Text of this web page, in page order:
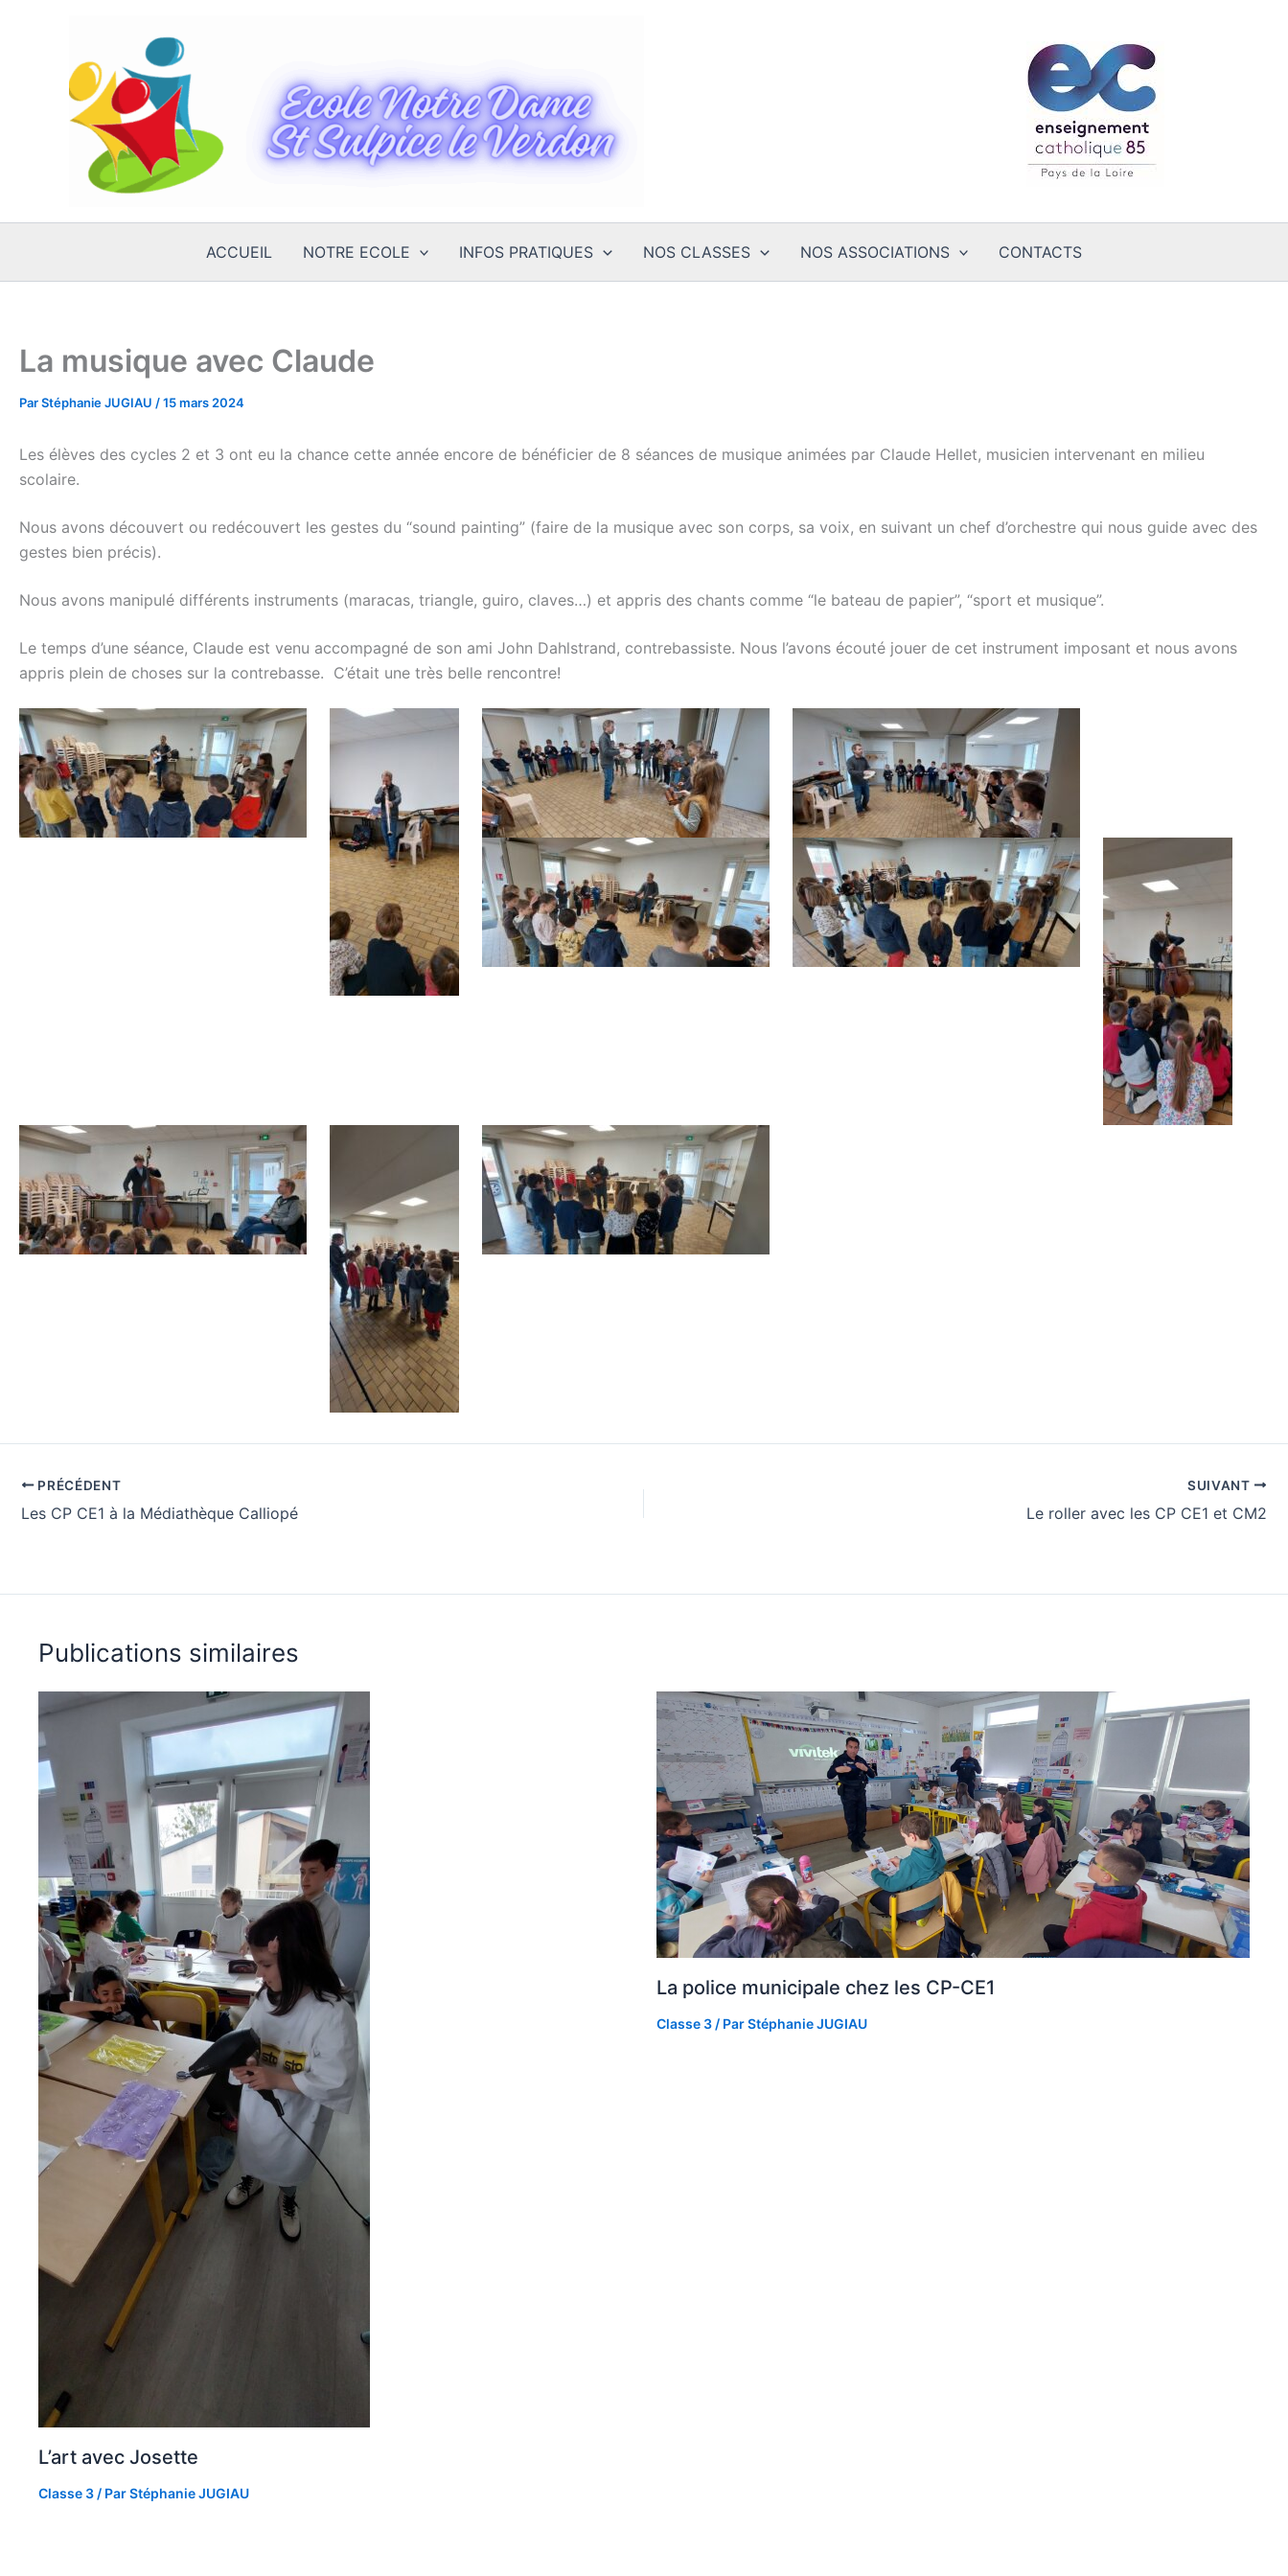
ACCUEIL NOTRE ECOLE INFOS PRATIQUES NOS CLASSES NOS ASSOCIATIONS CONTACTS
La musique avec Claude
ParStéphanie JUGIAU /15 mars 2024
Les élèves des cycles 2 et 3 ont eu la chance cette année encore de bénéficier de 8 séances de musique animées par Claude Hellet, musicien intervenant en milieu
scolaire.
Nous avons découvert ou redécouvert les gestes du “sound painting” (faire de la musique avec son corps, sa voix, en suivant un chef d’orchestre qui nous guide avec des
gestes bien précis).
Nous avons manipulé différents instruments (maracas, triangle, guiro, claves…) et appris des chants comme “le bateau de papier”, “sport et musique”.
Le temps d’une séance, Claude est venu accompagné de son ami John Dahlstrand, contrebassiste. Nous l’avons écouté jouer de cet instrument imposant et nous avons
appris plein de choses sur la contrebasse. C’était une très belle rencontre!
PRÉCÉDENT
Les CP CE1 à la Médiathèque Calliopé
SUIVANT
Le roller avec les CP CE1 et CM2
Publications similaires
L’art avec Josette
Classe 3 / ParStéphanie JUGIAU
La police municipale chez les CP-CE1
Classe 3/ ParStéphanie JUGIAU